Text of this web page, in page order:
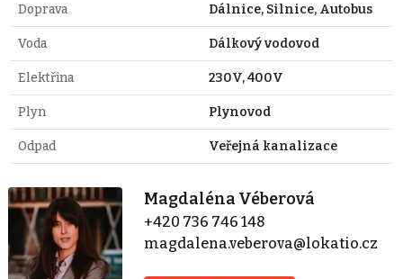
Doprava Dálnice, Silnice, Autobus
Voda Dálkový vodovod
Elektřina 230V, 400V
Plyn Plynovod
Odpad Veřejná kanalizace
Magdaléna Véberová
+420 736 746 148
magdalena.veberova@lokatio.cz